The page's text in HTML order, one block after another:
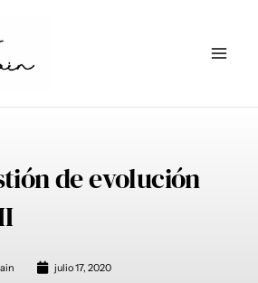
de evolución
julio 17, 2020